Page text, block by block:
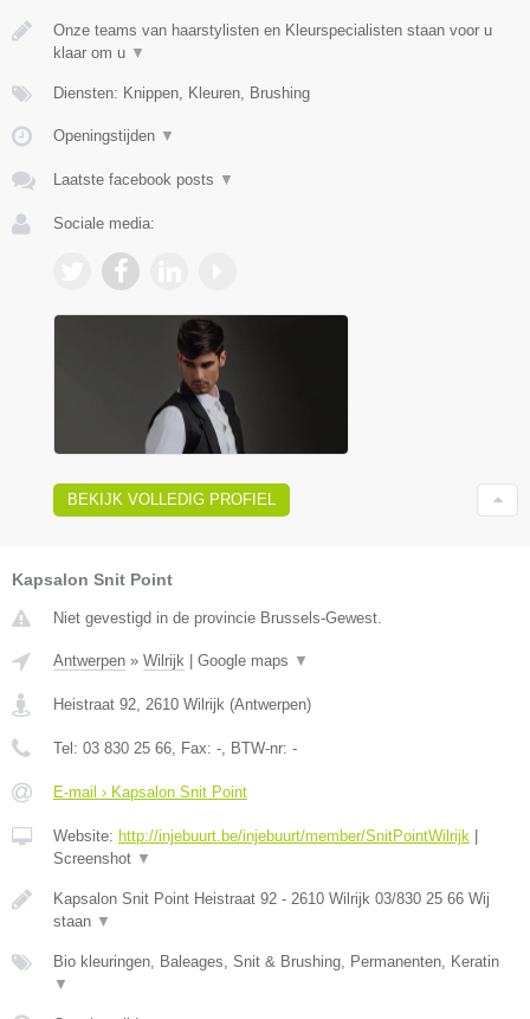
Onze teams van haarstylisten en Kleurspecialisten staan voor u
klaar om u ▼
Diensten: Knippen, Kleuren, Brushing
Openingstijden ▼
Laatste facebook posts ▼
Sociale media:
BEKIJK VOLLEDIG PROFIEL
Kapsalon Snit Point
Niet gevestigd in de provincie Brussels-Gewest.
Antwerpen » Wilrijk | Google maps ▼
Heistraat 92 2610 Wilrijk (Antwerpen)
Tel: 03 830 25 66 , Fax: - , BTW-nr: -
E-mail › Kapsalon Snit Point
Website: http://injebuurt.be/injebuurt/member/SnitPointWilrijk |
Screenshot ▼
Kapsalon Snit Point Heistraat 92 - 2610 Wilrijk 03/830 25 66 Wij
staan ▼
Bio kleuringen, Baleages, Snit & Brushing, Permanenten, Keratin
▼